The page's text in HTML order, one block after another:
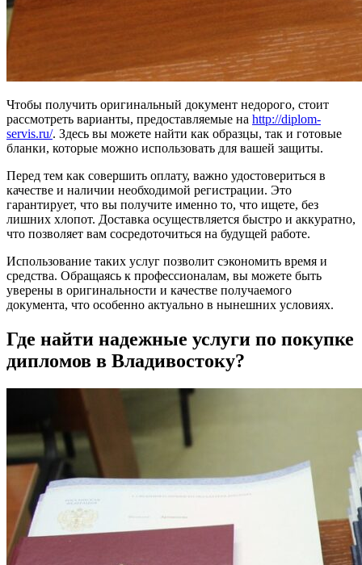
Чтобы получить оригинальный документ недорого, стоит
рассмотреть варианты, предоставляемые на http://diplom-
servis.ru/. Здесь вы можете найти как образцы, так и готовые
бланки, которые можно использовать для вашей защиты.
Перед тем как совершить оплату, важно удостовериться в
качестве и наличии необходимой регистрации. Это
гарантирует, что вы получите именно то, что ищете, без
лишних хлопот. Доставка осуществляется быстро и аккуратно,
что позволяет вам сосредоточиться на будущей работе.
Использование таких услуг позволит сэкономить время и
средства. Обращаясь к профессионалам, вы можете быть
уверены в оригинальности и качестве получаемого
документа, что особенно актуально в нынешних условиях.
Где найти надежные услуги по покупке
дипломов в Владивостоку?